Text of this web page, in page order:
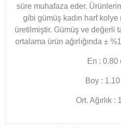
süre muhafaza eder.
gibi gümüş kadın harf
üretilmiştir. Gümüş ve değerli
ortalama ürün ağırlığında ±
En : 0.80
Boy :
Ort. Ağırlık :